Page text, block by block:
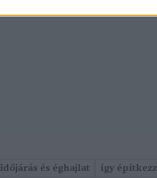
időjárás és éghajlat így építkezz